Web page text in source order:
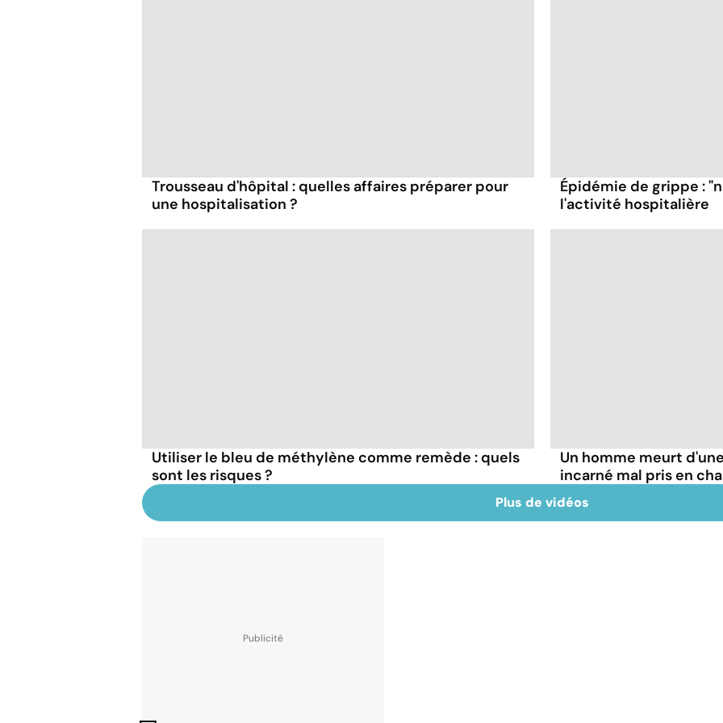
Trousseau d'hôpital : quelles affaires préparer pour
une hospitalisation ?
Épidémie de grippe :
l'activité hospitalière
Utiliser le bleu de méthylène comme remède : quels
sont les risques ?
Un homme meurt
incarné mal pris en
Plus de vidéos